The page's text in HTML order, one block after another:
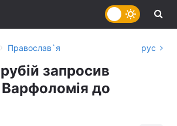
› Православ`я рус
запросив
Варфоломія до